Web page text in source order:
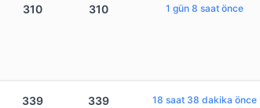
310 310 1 gün 8 saat önce
339 339 18 saat 38 dakika önce